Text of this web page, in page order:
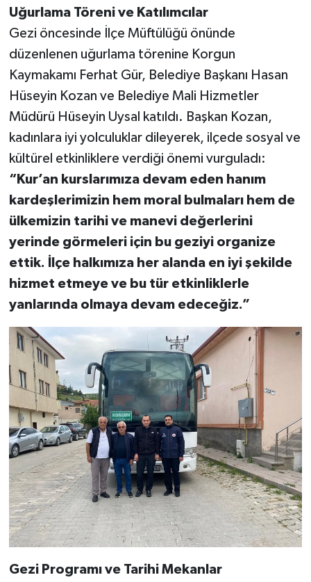
Uğurlama Töreni ve Katılımcılar
Gezi öncesinde İlçe Müftülüğü önünde
düzenlenen uğurlama törenine Korgun
Kaymakamı Ferhat Gür, Belediye Başkanı Hasan
Hüseyin Kozan ve Belediye Mali Hizmetler
Müdürü Hüseyin Uysal katıldı. Başkan Kozan,
kadınlara iyi yolculuklar dileyerek, ilçede sosyal ve
kültürel etkinliklere verdiği önemi vurguladı:
“Kur’an kurslarımıza devam eden hanım
kardeşlerimizin hem moral bulmaları hem de
ülkemizin tarihi ve manevi değerlerini
yerinde görmeleri için bu geziyi organize
ettik. İlçe halkımıza her alanda en iyi şekilde
hizmet etmeye ve bu tür etkinliklerle
yanlarında olmaya devam edeceğiz.”
Gezi Programı ve Tarihi Mekanlar